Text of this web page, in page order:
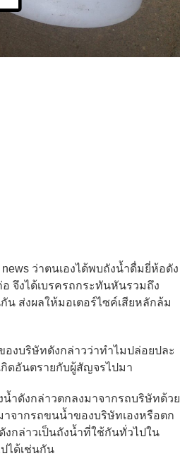
ว่าตนเองได้พบถังน้ำดื่มยี่ห้อดัง
จึงได้เบรครถกระทันหันรวมถึง
ส่งผลให้มอเตอร์ไซค์เสียหลักล้ม
งบริษัทดังกล่าวว่าทำไมปล่อยปละ
ดอันตรายกับผู้สัญจรไปมา
น้ำดังกล่าวตกลงมาจากรถบริษัทด้วย
าจากรถขนน้ำของบริษัทเองหรือตก
งกล่าวเป็นถังน้ำที่ใช้กันทั่วไปใน
ได้เช่นกัน